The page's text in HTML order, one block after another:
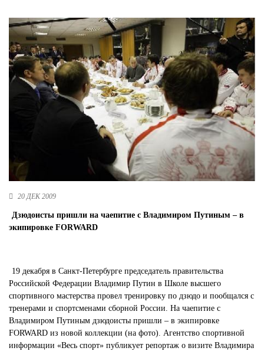
Курская область (1)
Москва и МО (14)
Нижегородская область (1)
Новосибирская область (3)
Омская область (5)
Республика Башкортостан (3)
Ростовская область (2)
Самарская область (1)
Санкт-Петербург и ЛО (3)
Свердловская область (5)
Северная Осетия (2)
Томская область (1)
Хакасия (1)
Ханты-Мансийский автономный округ (3)
20 ДЕК 2009
Дзюдоисты пришли на чаепитие с Владимиром Путиным – в
экипировке FORWARD
19 декабря в Санкт-Петербурге председатель правительства
Российской Федерации Владимир Путин в Школе высшего
спортивного мастерства провел тренировку по дзюдо и пообщался с
тренерами и спортсменами сборной России. На чаепитие с
Владимиром Путиным дзюдоисты пришли – в экипировке
FORWARD из новой коллекции (на фото). Агентство спортивной
информации «Весь спорт» публикует репортаж о визите Владимира